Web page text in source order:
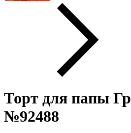
Торт для папы
№92488